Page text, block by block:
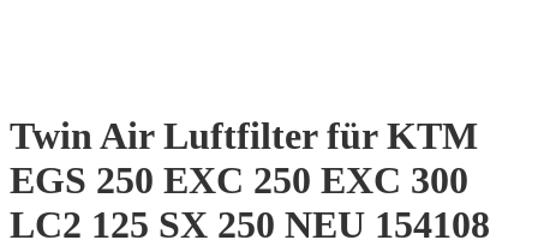
Twin Air Luftfilter für KTM
EGS 250 EXC 250 EXC 300
LC2 125 SX 250 NEU 154108